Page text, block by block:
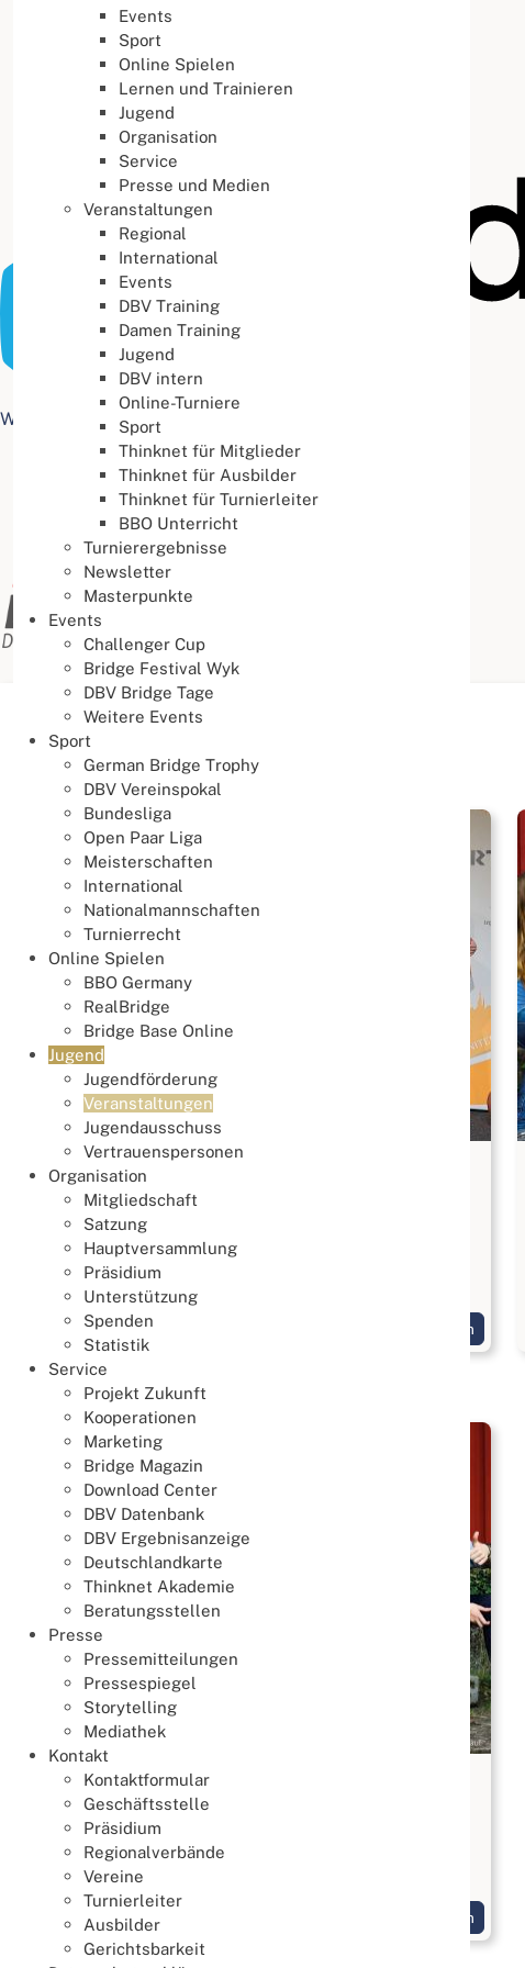
Buchstabenabstand
Web Accessibility plugin
Events
Sport
Online Spielen
Lernen und Trainieren
Jugend
Organisation
Service
Presse und Medien
Veranstaltungen
Regional
International
Events
DBV Training
Damen Training
Jugend
DBV intern
Online-Turniere
Sport
Thinknet für Mitglieder
Thinknet für Ausbilder
Thinknet für Turnierleiter
BBO Unterricht
Turnierergebnisse
Newsletter
Masterpunkte
Events
Challenger Cup
Bridge Festival Wyk
DBV Bridge Tage
Weitere Events
Sport
German Bridge Trophy
DBV Vereinspokal
Bundesliga
Open Paar Liga
Meisterschaften
International
Nationalmannschaften
Turnierrecht
Online Spielen
BBO Germany
RealBridge
Bridge Base Online
Jugend
Jugendförderung
Veranstaltungen
Jugendausschuss
Vertrauenspersonen
Organisation
Mitgliedschaft
Satzung
Hauptversammlung
Präsidium
Unterstützung
Spenden
Statistik
Service
Projekt Zukunft
Kooperationen
Marketing
Bridge Magazin
Download Center
DBV Datenbank
DBV Ergebnisanzeige
Deutschlandkarte
Thinknet Akademie
Beratungsstellen
Presse
Pressemitteilungen
Pressespiegel
Storytelling
Mediathek
Kontakt
Kontaktformular
Geschäftsstelle
Präsidium
Regionalverbände
Vereine
Turnierleiter
Ausbilder
Gerichtsbarkeit
Aktuelle Seite: Startseite
Veranstaltungen
30th RTU European Youth Teams
Championships
15. Juli 2026
Deutsches U16 Team verfehlt knapp die
Bronzemedaille!
Weiterlesen
Deutsche Jugend- sowie Schüler und
Einsteiger Meisterschaft 2024
08. Mai 2024
Gold geht an Ole Farwig und Jannik Lepper
Weiterlesen